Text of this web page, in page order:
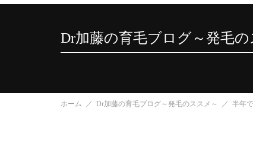
Dr加藤の育毛ブログ～発毛の
ホーム Dr加藤の育毛ブログ～発毛のススメ～ 半年